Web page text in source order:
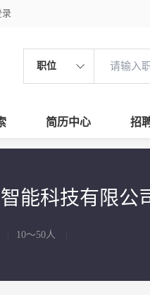
录
职位
简历中心 招
能科技有限公
10～50人